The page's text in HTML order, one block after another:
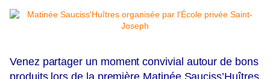
Venez partager un moment convivial autour de bons